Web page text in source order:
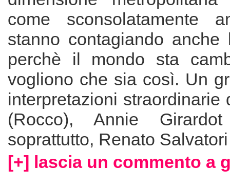
come sconsolatamente
stanno contagiando anche
perchè il mondo sta
vogliono che sia così. Un
interpretazioni straordinarie
(Rocco), Annie
soprattutto, Renato
[+] lascia un commento a